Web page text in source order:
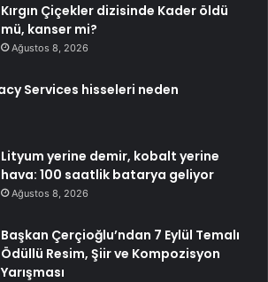
Kırgın Çiçekler dizisinde Kader öldü
mü, kanser mi?
Ağustos 8, 2026
Services hisseleri neden
Lityum yerine demir, kobalt yerine
hava: 100 saatlik batarya geliyor
Ağustos 8, 2026
Başkan Çerçioğlu’ndan 7 Eylül Temalı
Ödüllü Resim, Şiir ve Kompozisyon
Yarışması